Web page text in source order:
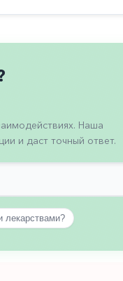
Наша
и даст точный ответ.
лекарствами?